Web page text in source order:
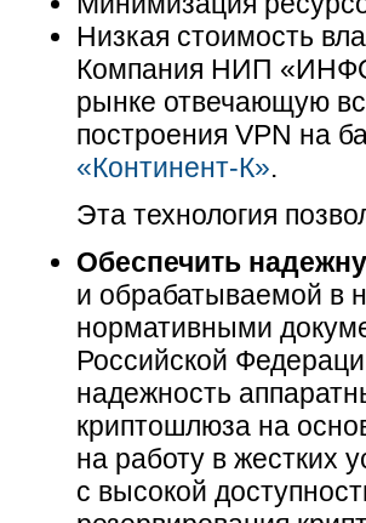
Низкая стоимость
Компания НИП
рынке отвечающую
построения VPN на
«Континент-К».
Эта технология
Обеспечить
и обрабатываемой в
нормативными
Российской
надежность
криптошлюза на
на работу в жестких
с высокой